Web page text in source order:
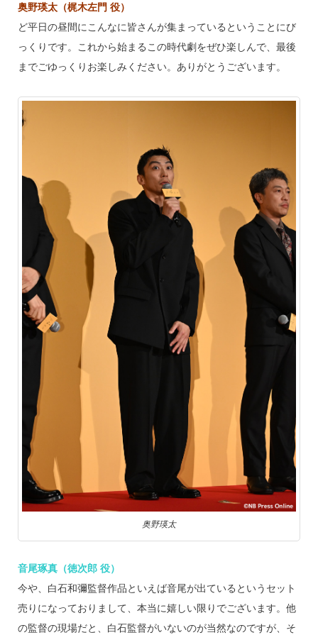
奥野瑛太（梶木左門 役）
ど平日の昼間にこんなに皆さんが集まっているということにび
っくりです。これから始まるこの時代劇をぜひ楽しんで、最後
までごゆっくりお楽しみください。ありがとうございます。
奥野瑛太
音尾琢真（徳次郎 役）
今や、白石和彌監督作品といえば音尾が出ているというセット
売りになっておりまして、本当に嬉しい限りでございます。他
の監督の現場だと、白石監督がいないのが当然なのですが、そ